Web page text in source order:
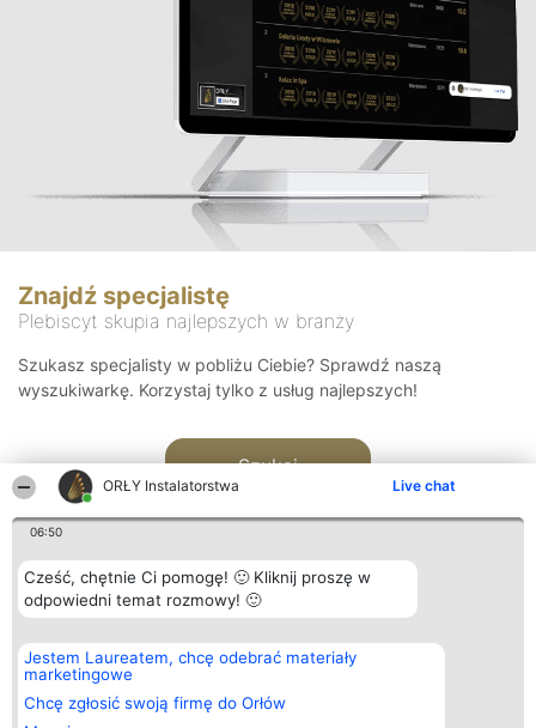
ORŁY Instalatorstwa Live chat
06:50
Cześć, chętnie Ci pomogę! 🙂 Kliknij proszę w
odpowiedni temat rozmowy! 🙂
Jestem Laureatem, chcę odebrać materiały
marketingowe
Chcę zgłosić swoją firmę do Orłów
Znajdź specjalistę
Plebiscyt skupia najlepszych w branży
Szukasz specjalisty w pobliżu Ciebie? Sprawdź naszą
wyszukiwarkę. Korzystaj tylko z usług najlepszych!
Szukaj
Organizator plebiscytu
Bright Side Solutions sp. z o.
o. sp. k.
ul. Ruska 22
Wrocław 50-079
Plebiscyt
Laureaci
wszystkich
Laureatów
Kontakt
Kontakt